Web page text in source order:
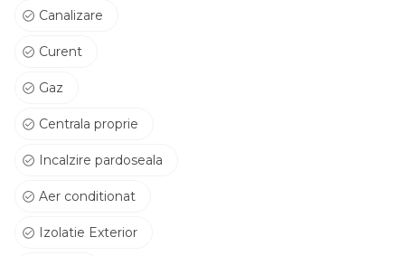
Canalizare
Curent
Gaz
Centrala proprie
Incalzire pardoseala
Aer conditionat
Izolatie Exterior